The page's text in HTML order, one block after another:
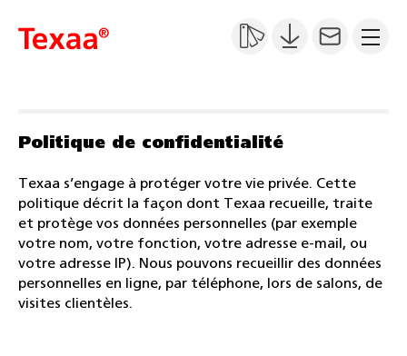
Politique de confidentialité
Texaa s’engage à protéger votre vie privée. Cette
politique décrit la façon dont Texaa recueille, traite
et protège vos données personnelles (par exemple
votre nom, votre fonction, votre adresse e-mail, ou
votre adresse IP). Nous pouvons recueillir des données
personnelles en ligne, par téléphone, lors de salons, de
visites clientèles.